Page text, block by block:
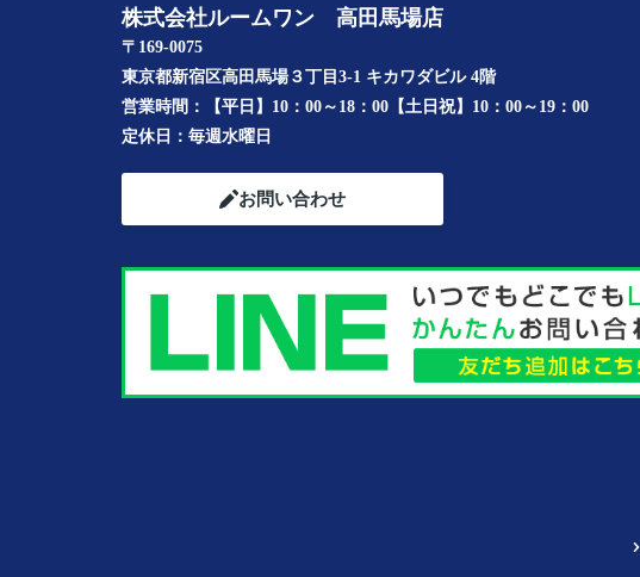
株式会社ルームワン 高田馬場店
〒169-0075
東京都新宿区高田馬場３丁目3-1 キカワダビル 4階
営業時間：
【平日】10：00～18：00【土日祝】10：00～19：00
定休日： 毎週水曜日
お問い合わせ